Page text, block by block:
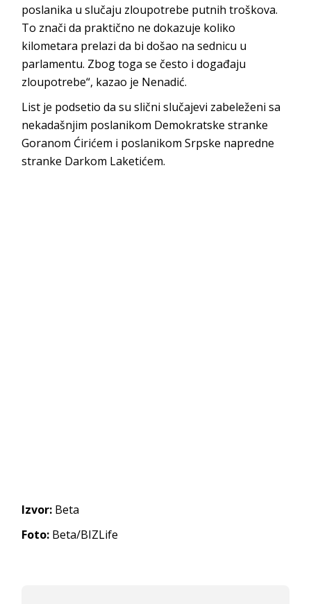
poslanika u slučaju zloupotrebe putnih troškova.
To znači da praktično ne dokazuje koliko
kilometara prelazi da bi došao na sednicu u
parlamentu. Zbog toga se često i događaju
zloupotrebe“, kazao je Nenadić.
List je podsetio da su slični slučajevi zabeleženi sa
nekadašnjim poslanikom Demokratske stranke
Goranom Ćirićem i poslanikom Srpske napredne
stranke Darkom Laketićem.
Izvor: Beta
Foto: Beta/BIZLife